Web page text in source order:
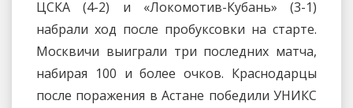
ЦСКА (4-2) и «Локомотив-Кубань» (3-1)
набрали ход после пробуксовки на старте.
Москвичи выиграли три последних матча,
набирая 100 и более очков. Краснодарцы
после поражения в Астане победили УНИКС